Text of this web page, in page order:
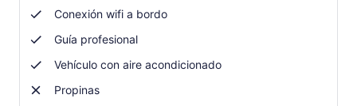
ingresas
de
obtienes
un
Conexión wifi a bordo
Guía profesional
Vehículo con aire acondicionado
Propinas